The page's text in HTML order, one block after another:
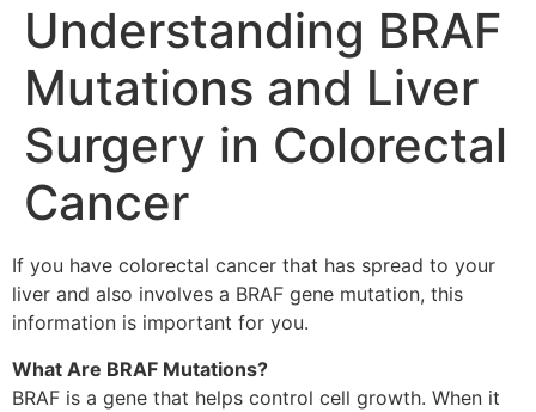
Understanding BRAF
Mutations and Liver
Surgery in Colorectal
Cancer
If you have colorectal cancer that has spread to your
liver and also involves a BRAF gene mutation, this
information is important for you.
What Are BRAF Mutations?
BRAF is a gene that helps control cell growth. When it